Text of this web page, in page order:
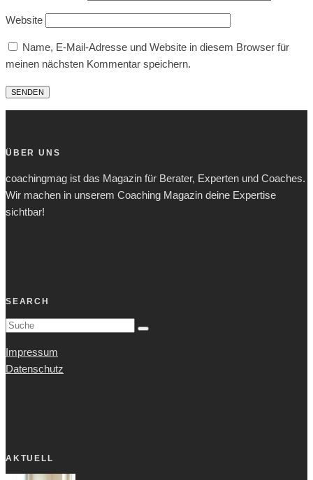
Website
Name, E-Mail-Adresse und Website in diesem Browser für
meinen nächsten Kommentar speichern.
ÜBER UNS
coachingmag ist das Magazin für Berater, Experten und Coaches.
Wir machen in unserem Coaching Magazin deine Expertise
sichtbar!
SEARCH
Impressum
Datenschutz
AKTUELL